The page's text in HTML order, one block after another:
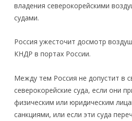
владения северокорейскими
судами.
Россия ужесточит досмотр
КНДР в портах России.
Между тем Россия не допустит в
северокорейские суда, если они
физическим или юридическим
санкциями, или если эти суда